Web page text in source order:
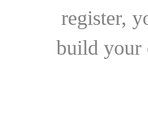
register,
build your